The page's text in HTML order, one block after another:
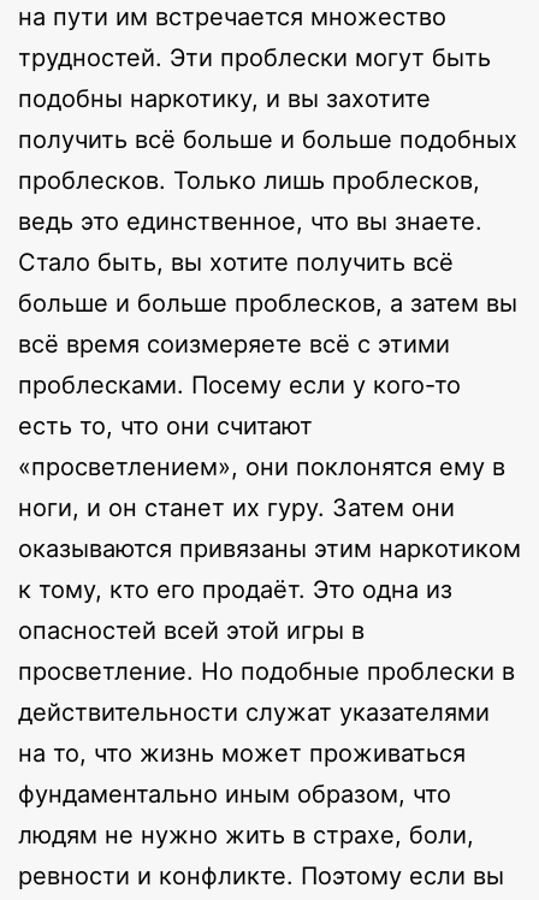
на пути им встречается множество
трудностей. Эти проблески могут быть
подобны наркотику, и вы захотите
получить всё больше и больше подобных
проблесков. Только лишь проблесков,
ведь это единственное, что вы знаете.
Стало быть, вы хотите получить всё
больше и больше проблесков, а затем вы
всё время соизмеряете всё с этими
проблесками. Посему если у кого-то
есть то, что они считают
«просветлением», они поклонятся ему в
ноги, и он станет их гуру. Затем они
оказываются привязаны этим наркотиком
к тому, кто его продаёт. Это одна из
опасностей всей этой игры в
просветление. Но подобные проблески в
действительности служат указателями
на то, что жизнь может проживаться
фундаментально иным образом, что
людям не нужно жить в страхе, боли,
ревности и конфликте. Поэтому если вы